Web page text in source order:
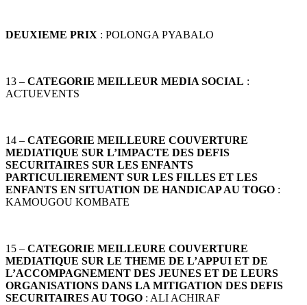
DEUXIEME PRIX : POLONGA PYABALO
13 – CATEGORIE MEILLEUR MEDIA SOCIAL :
ACTUEVENTS
14 – CATEGORIE MEILLEURE COUVERTURE
MEDIATIQUE SUR L’IMPACTE DES DEFIS
SECURITAIRES SUR LES ENFANTS
PARTICULIEREMENT SUR LES FILLES ET LES
ENFANTS EN SITUATION DE HANDICAP AU TOGO :
KAMOUGOU KOMBATE
15 – CATEGORIE MEILLEURE COUVERTURE
MEDIATIQUE SUR LE THEME DE L’APPUI ET DE
L’ACCOMPAGNEMENT DES JEUNES ET DE LEURS
ORGANISATIONS DANS LA MITIGATION DES DEFIS
SECURITAIRES AU TOGO : ALI ACHIRAF